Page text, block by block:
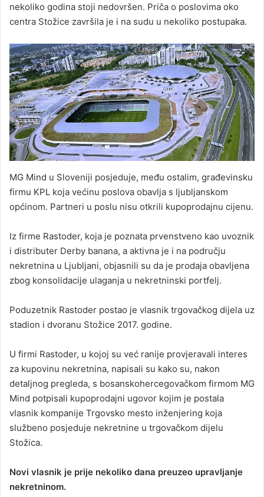
nekoliko godina stoji nedovršen. Priča o poslovima oko
centra Stožice završila je i na sudu u nekoliko postupaka.
MG Mind u Sloveniji posjeduje, među ostalim, građevinsku
firmu KPL koja većinu poslova obavlja s ljubljanskom
općinom. Partneri u poslu nisu otkrili kupoprodajnu cijenu.
Iz firme Rastoder, koja je poznata prvenstveno kao uvoznik
i distributer Derby banana, a aktivna je i na području
nekretnina u Ljubljani, objasnili su da je prodaja obavljena
zbog konsolidacije ulaganja u nekretninski portfelj.
Poduzetnik Rastoder postao je vlasnik trgovačkog dijela uz
stadion i dvoranu Stožice 2017. godine.
U firmi Rastoder, u kojoj su već ranije provjeravali interes
za kupovinu nekretnina, napisali su kako su, nakon
detaljnog pregleda, s bosanskohercegovačkom firmom MG
Mind potpisali kupoprodajni ugovor kojim je postala
vlasnik kompanije Trgovsko mesto inženjering koja
službeno posjeduje nekretnine u trgovačkom dijelu
Stožica.
Novi vlasnik je prije nekoliko dana preuzeo upravljanje
nekretninom.